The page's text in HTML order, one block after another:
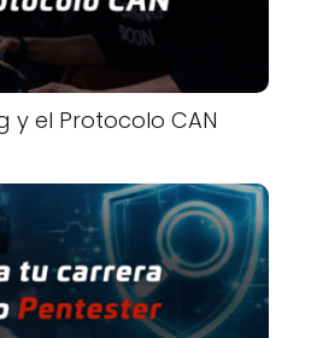
y el Protocolo CAN